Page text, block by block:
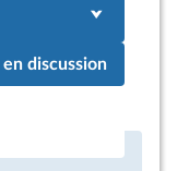
discussion